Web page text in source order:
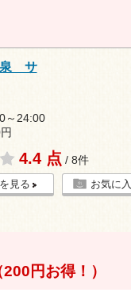
泉 サ
～24:00
4.4 点 / 8件
見る お気に
円お得！）